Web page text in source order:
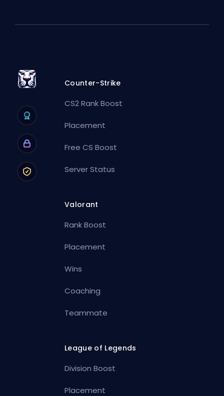
Counter-Strike
CS2 Rank Boost
Placement
Free CS Boost
Server Status
Valorant
Rank Boost
Placement
Wins
Coaching
Teammate
League of Legends
Division Boost
Placement